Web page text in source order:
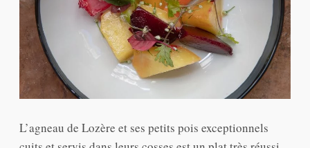
L’agneau de Lozère et ses petits pois exceptionnels